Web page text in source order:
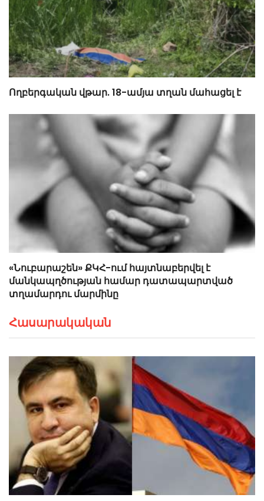
Ողբերգական վթար. 18-ամյա տղան մահացել է
«Նուբարաշեն» ՔԿՀ-ում հայտնաբերվել է
մանկապղծության համար դատապարտված
տղամարդու մարմինը
Հասարակական